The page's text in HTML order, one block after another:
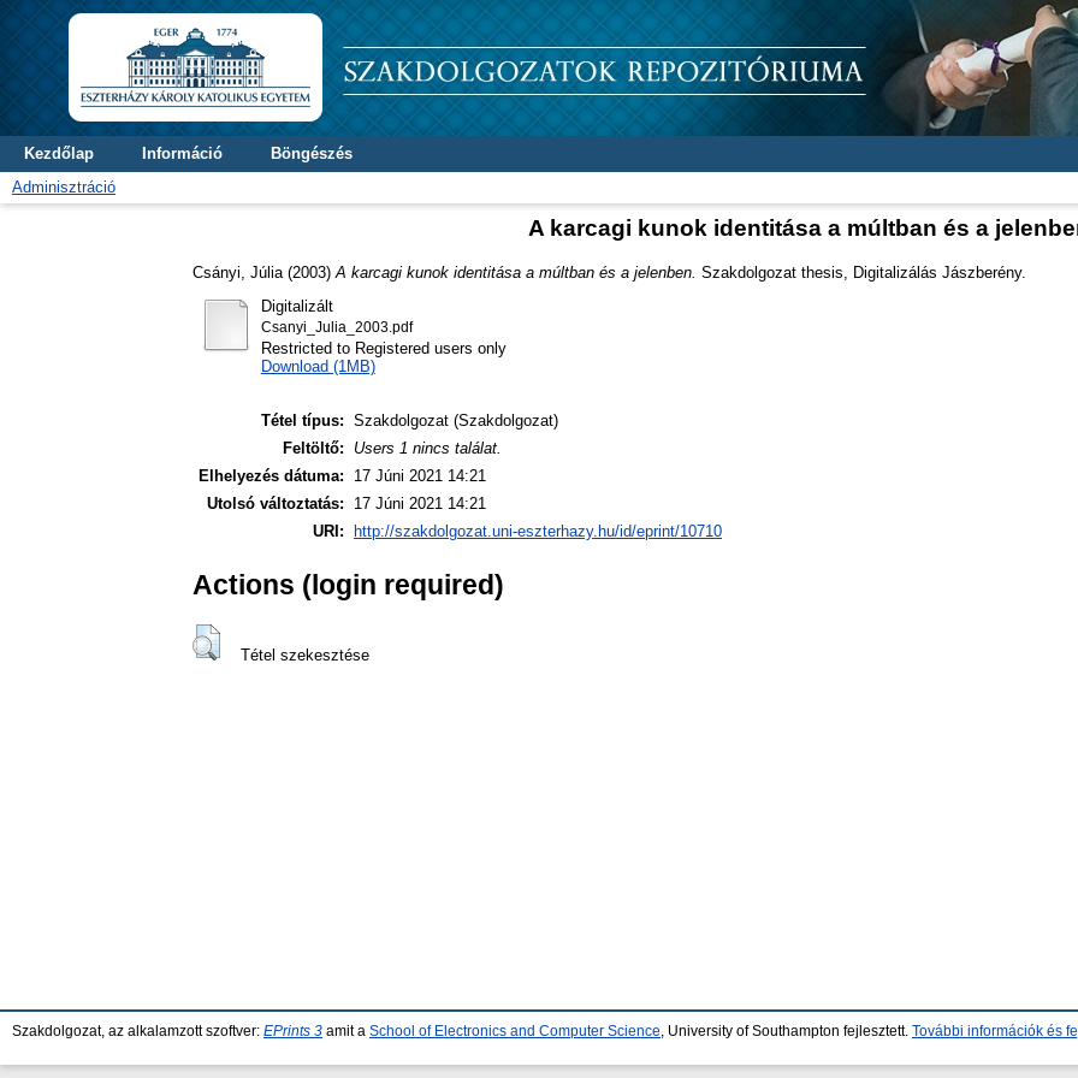
Kezdőlap Információ
Böngészés
Adminisztráció
A karcagi kunok identitása a múltban és a
Csányi, Júlia (2003) A karcagi kunok identitása a múltban és a jelenben. Szakdolgozat thesis, Digitalizálás Jászberény.
Digitalizált
Csanyi_Julia_2003.pdf
Restricted to Registered users only
Download (1MB)
Tétel típus: Szakdolgozat (Szakdolgozat)
Feltöltő:
Users 1 nincs találat.
Elhelyezés dátuma:
17 Júni 2021 14:21
Utolsó változtatás:
17 Júni 2021 14:21
URI:
http://szakdolgozat.uni-eszterhazy.hu/id/eprint/10710
Actions (login required)
Tétel szekesztése
Szakdolgozat, az alkalamzott szoftver: EPrints 3 amit a School of Electronics and Computer Science , University of Southampton fejlesztett. További információk és